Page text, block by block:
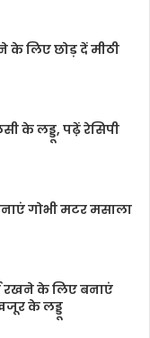
के लिए छोड़ दें मीठी
के लड्डू, पढ़ें रेसिपी
गोभी मटर मसाला
रखने के लिए बनाएं
के लड्डू